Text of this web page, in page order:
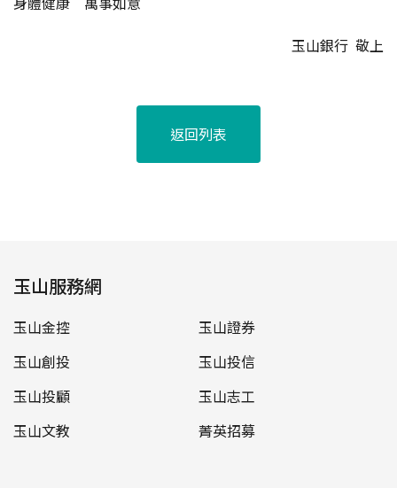
玉山銀行 敬上
返回列表
玉山服務網
玉山金控
玉山證券
玉山創投
玉山投信
玉山投顧
玉山志工
玉山文教
菁英招募